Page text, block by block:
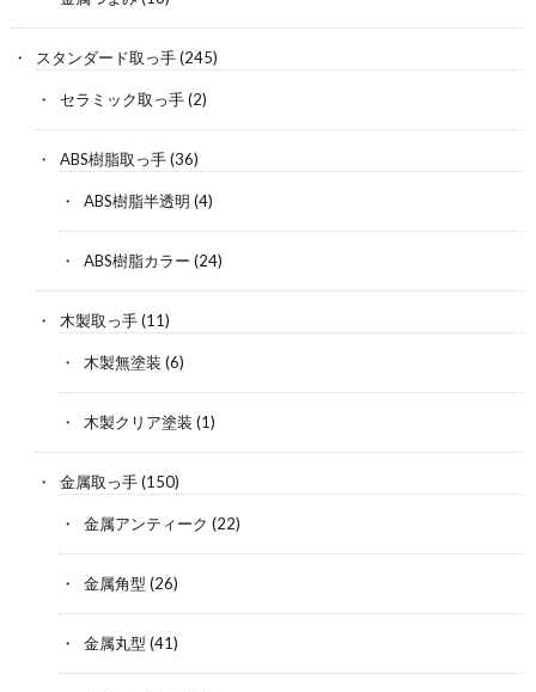
スタンダード取っ手(245)
セラミック取っ手(2)
ABS樹脂取っ手(36)
ABS樹脂半透明 (4)
ABS樹脂カラー (24)
木製取っ手(11)
木製無塗装 (6)
木製クリア塗装 (1)
金属取っ手(150)
金属アンティーク (22)
金属角型 (26)
金属丸型 (41)